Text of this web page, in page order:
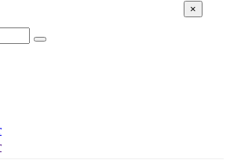
০৭ অগাস্ট ২০২৬, ২৩ শ্রাবণ ১৪৩৩ বঙ্গাব্দ
×